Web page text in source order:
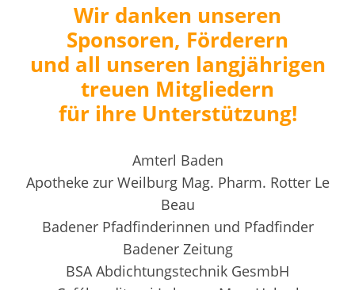
Wir danken unseren
Sponsoren, Förderern
und all unseren langjährigen
treuen Mitgliedern
für ihre Unterstützung!
Amterl Baden
Apotheke zur Weilburg Mag. Pharm. Rotter Le
Beau
Badener Pfadfinderinnen und Pfadfinder
Badener Zeitung
BSA Abdichtungstechnik GesmbH